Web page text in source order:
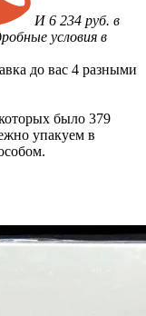
И 6 234 руб. в
условия в
до вас 4 разными
было 379
упакуем в